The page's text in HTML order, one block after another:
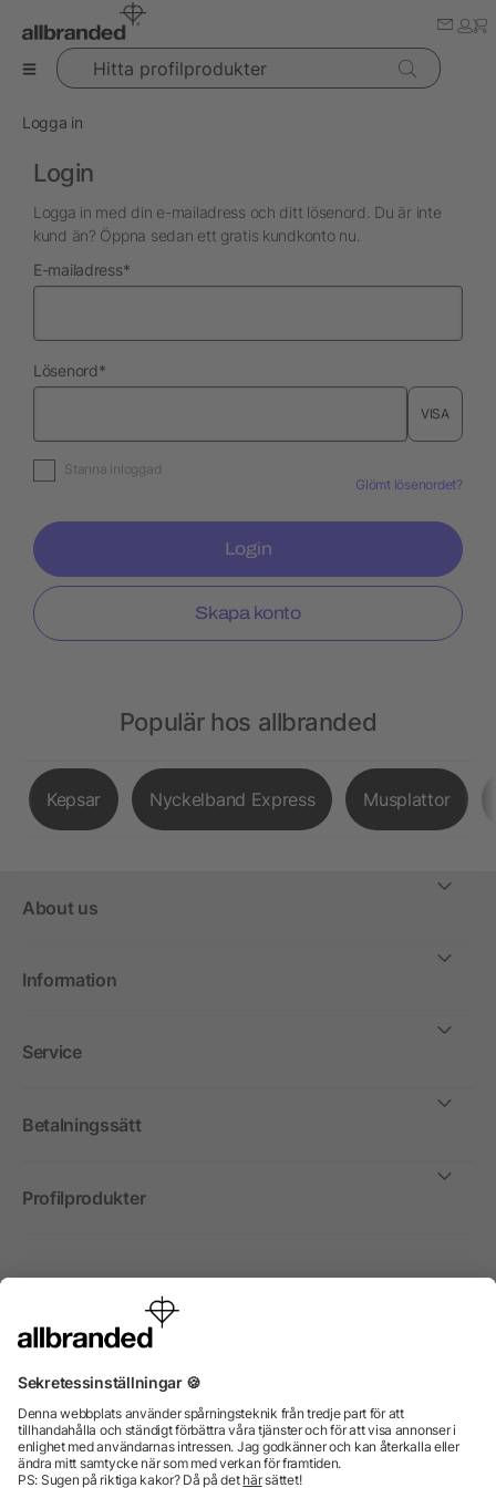
Hitta profilprodukter
Logga in
Login
Logga in med din e-mailadress och ditt lösenord. Du är inte
kund än? Öppna sedan ett gratis kundkonto nu.
E-mailadressnödvändig
*
Lösenordnödvändig
*
VISA
Stanna inloggad
Glömt lösenordet?
Login
Skapa konto
Populär hos allbranded
Kepsar Nyckelband Express Musplattor
About us
Information
Service
Betalningssätt
Profilprodukter
Internationellt